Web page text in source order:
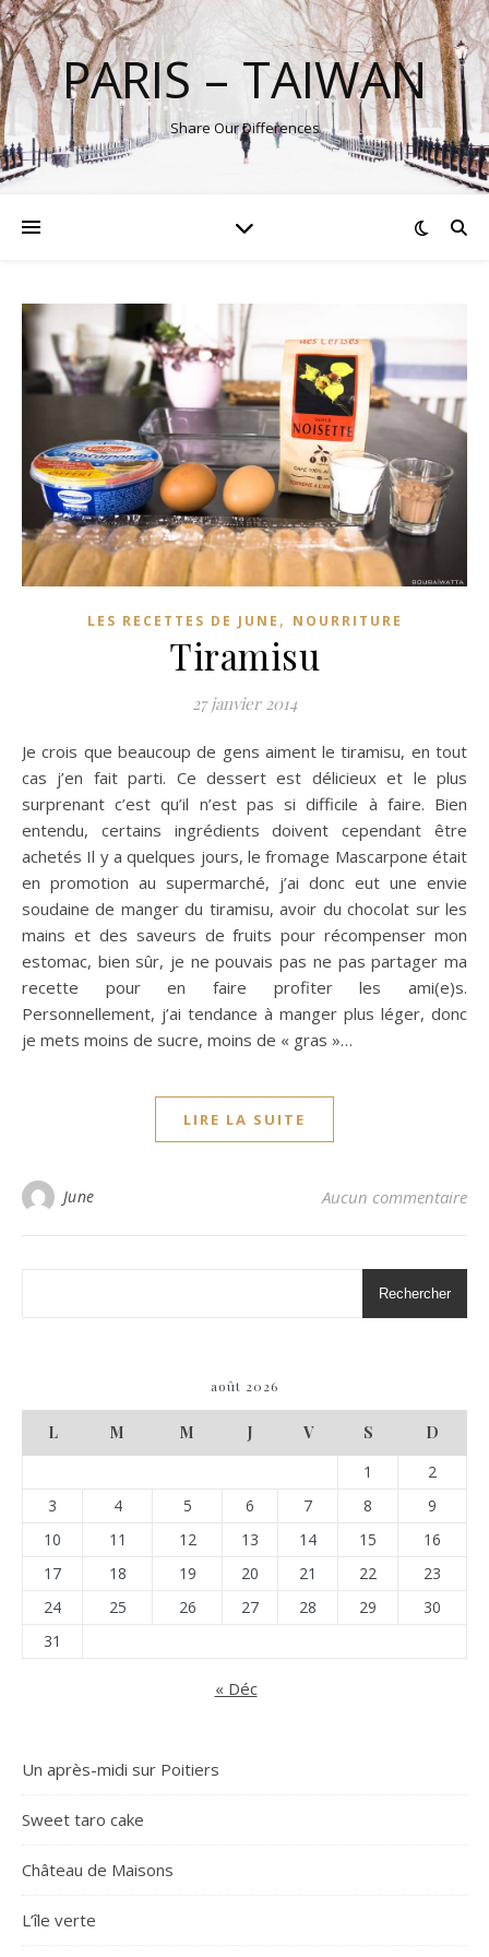
PARIS – TAIWAN
Share Our Differences
LES RECETTES DE JUNE , NOURRITURE
Tiramisu
27 janvier 2014
Je crois que beaucoup de gens aiment le tiramisu, en tout
cas j’en fait parti. Ce dessert est délicieux et le plus
surprenant c’est qu’il n’est pas si difficile à faire. Bien
entendu, certains ingrédients doivent cependant être
achetés Il y a quelques jours, le fromage Mascarpone était
en promotion au supermarché, j’ai donc eut une envie
soudaine de manger du tiramisu, avoir du chocolat sur ​​les
mains et des saveurs de fruits pour récompenser mon
estomac, bien sûr, je ne pouvais pas ne pas partager ma
recette pour en faire profiter les ami(e)s.
Personnellement, j’ai tendance à manger plus léger, donc
je mets moins de sucre, moins de « gras »…
LIRE LA SUITE
June Aucun commentaire
Rechercher
août 2026
L M M J V S
D
1
2
3
4 5 6 7 8
9
10
11 12 13 14 15
16
17
18 19 20 21 22
23
24
25 26 27 28 29
30
31
« Déc
Un après-midi sur Poitiers
Sweet taro cake
Château de Maisons
L’île verte